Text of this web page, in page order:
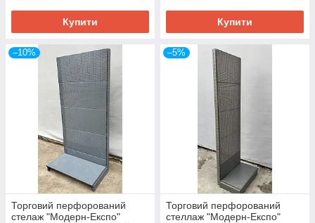
Купити Купити
–10%
Торговий перфорований
стелаж "Модерн-Експо"
–5%
Торговий перфорований
стеллаж "Модерн-Експо"